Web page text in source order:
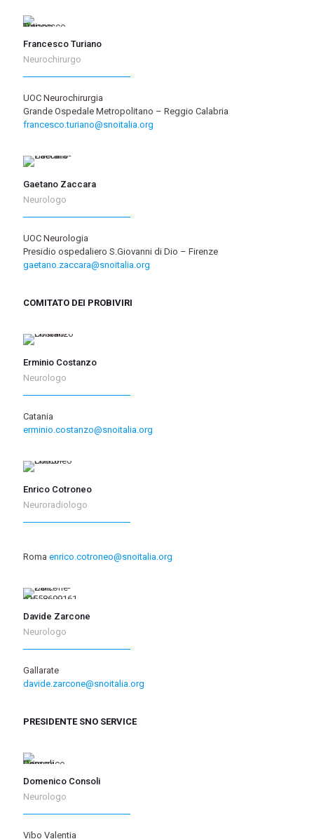
Francesco Turiano
Neurochirurgo
UOC Neurochirurgia
Grande Ospedale Metropolitano – Reggio Calabria
francesco.turiano@snoitalia.org
Gaetano Zaccara
Neurologo
UOC Neurologia
Presidio ospedaliero S.Giovanni di Dio – Firenze
gaetano.zaccara@snoitalia.org
COMITATO DEI PROBIVIRI
Erminio Costanzo
Neurologo
Catania
erminio.costanzo@snoitalia.org
Enrico Cotroneo
Neuroradiologo
Roma enrico.cotroneo@snoitalia.org
Davide Zarcone
Neurologo
Gallarate
davide.zarcone@snoitalia.org
PRESIDENTE SNO SERVICE
Domenico Consoli
Neurologo
Vibo Valentia